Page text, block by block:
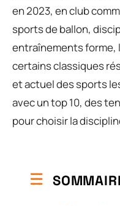
en 2023, en club
sports de ballon,
entraînements forme,
certains classiques
et actuel des sports
avec un top 10, des
pour choisir la